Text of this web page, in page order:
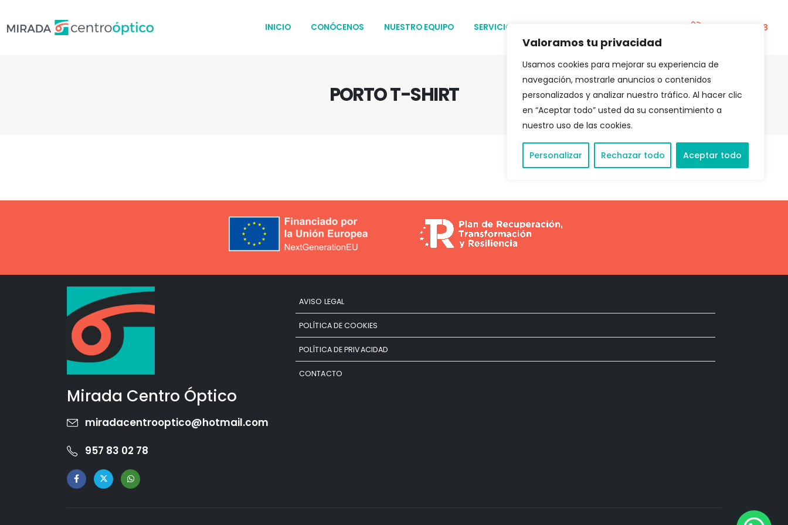
Valoramos tu privacidad
Usamos cookies para mejorar su experiencia de
navegación, mostrarle anuncios o contenidos
personalizados y analizar nuestro tráfico. Al hacer clic
en “Aceptar todo” usted da su consentimiento a
nuestro uso de las cookies.
Personalizar Rechazar todo Aceptar todo
INICIO CONÓCENOS NUESTRO EQUIPO SERVICIOS 957 83 02 78
PORTO T-SHIRT
Mirada Centro Óptico
miradacentrooptico@hotmail.com
957 83 02 78
AVISO LEGAL
POLÍTICA DE COOKIES
POLÍTICA DE PRIVACIDAD
CONTACTO